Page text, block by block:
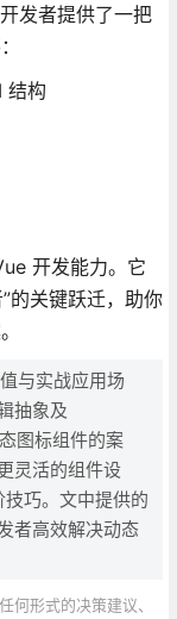
发者提供了一把
结构
开发能力。它
的关键跃迁，助你
与实战应用场
抽象及
图标组件的案
灵活的组件设
巧。文中提供的
者高效解决动态
何形式的决策建议、